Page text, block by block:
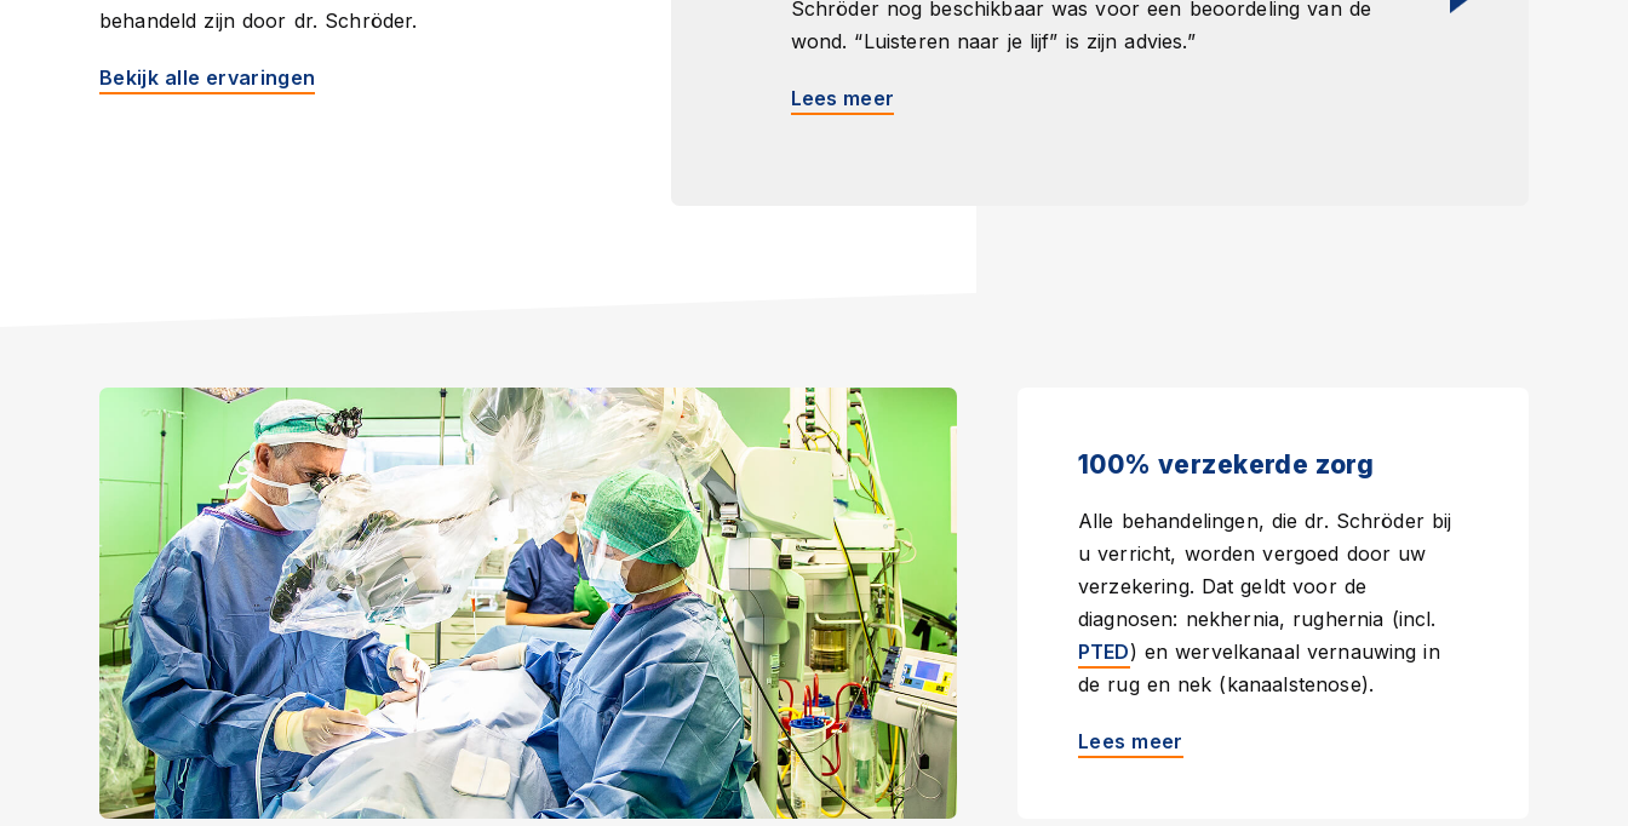
behandeld zijn door dr. Schröder.
Bekijk alle ervaringen
Schröder nog beschikbaar was voor een beoordeling van de
wond. “Luisteren naar je lijf” is zijn advies.”
Lees meer
“Acht dagen
100% verzekerde zorg
Alle behandelingen, die dr. Schröder bij
u verricht, worden vergoed door uw
verzekering. Dat geldt voor de
diagnosen: nekhernia, rughernia (incl.
PTED) en wervelkanaal vernauwing in
de rug en nek (kanaalstenose).
Lees meer